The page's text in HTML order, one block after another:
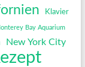
Klavier
Bay Aquarium
New York City